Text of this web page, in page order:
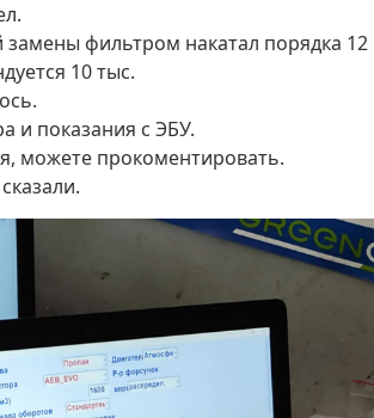
фильтром накатал порядка 12
10 тыс.
и показания с ЭБУ.
можете прокоментировать.